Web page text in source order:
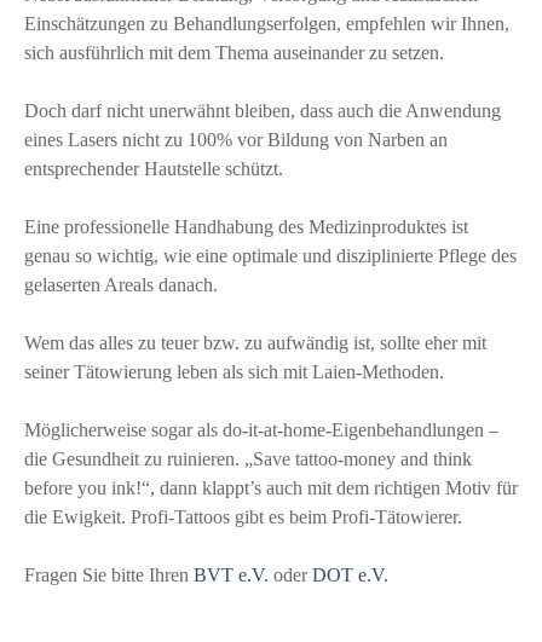
Einschätzungen zu Behandlungserfolgen, empfehlen wir Ihnen,
sich ausführlich mit dem Thema auseinander zu setzen.
Doch darf nicht unerwähnt bleiben, dass auch die Anwendung
eines Lasers nicht zu 100% vor Bildung von Narben an
entsprechender Hautstelle schützt.
Eine professionelle Handhabung des Medizinproduktes ist
genau so wichtig, wie eine optimale und disziplinierte Pflege des
gelaserten Areals danach.
Wem das alles zu teuer bzw. zu aufwändig ist, sollte eher mit
seiner Tätowierung leben als sich mit Laien-Methoden.
Möglicherweise sogar als do-it-at-home-Eigenbehandlungen –
die Gesundheit zu ruinieren. „Save tattoo-money and think
before you ink!“, dann klappt’s auch mit dem richtigen Motiv für
die Ewigkeit. Profi-Tattoos gibt es beim Profi-Tätowierer.
Fragen Sie bitte Ihren BVT e.V. oderDOT e.V.